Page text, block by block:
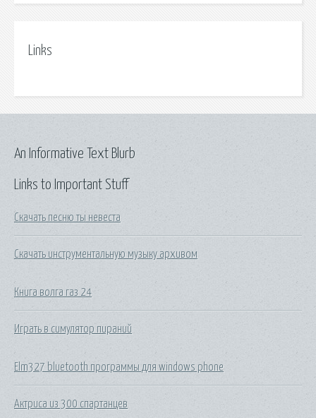
Links
Links to Important Stuff
Скачать песню ты невеста
Скачать инструментальную музыку архивом
Книга волга газ 24
Играть в симулятор пираний
Elm327 bluetooth программы для windows phone
Актриса из 300 спартанцев
An Informative Text Blurb